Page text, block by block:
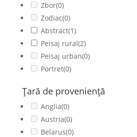
Zbor(0)
Zodiac(0)
Abstract(1)
Peisaj rural(2)
Peisaj urban(0)
Portret(0)
Ţară de provenienţă
Anglia(0)
Austria(0)
Belarus(0)